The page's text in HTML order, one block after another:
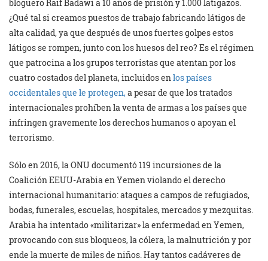
bloguero Raif Badawi a 10 años de prisión y 1.000 latigazos.
¿Qué tal si creamos puestos de trabajo fabricando látigos de
alta calidad, ya que después de unos fuertes golpes estos
látigos se rompen, junto con los huesos del reo? Es el régimen
que patrocina a los grupos terroristas que atentan por los
cuatro costados del planeta, incluidos enlos países
occidentales que le protegen,a pesar de que los tratados
internacionales prohíben la venta de armas a los países que
infringen gravemente los derechos humanos o apoyan el
terrorismo.
Sólo en 2016, la ONU documentó 119 incursiones de la
Coalición EEUU-Arabia en Yemen violando el derecho
internacional humanitario: ataques a campos de refugiados,
bodas, funerales, escuelas, hospitales, mercados y mezquitas.
Arabia ha intentado «militarizar» la enfermedad en Yemen,
provocando con sus bloqueos, la cólera, la malnutrición y por
ende la muerte de miles de niños. Hay tantos cadáveres de